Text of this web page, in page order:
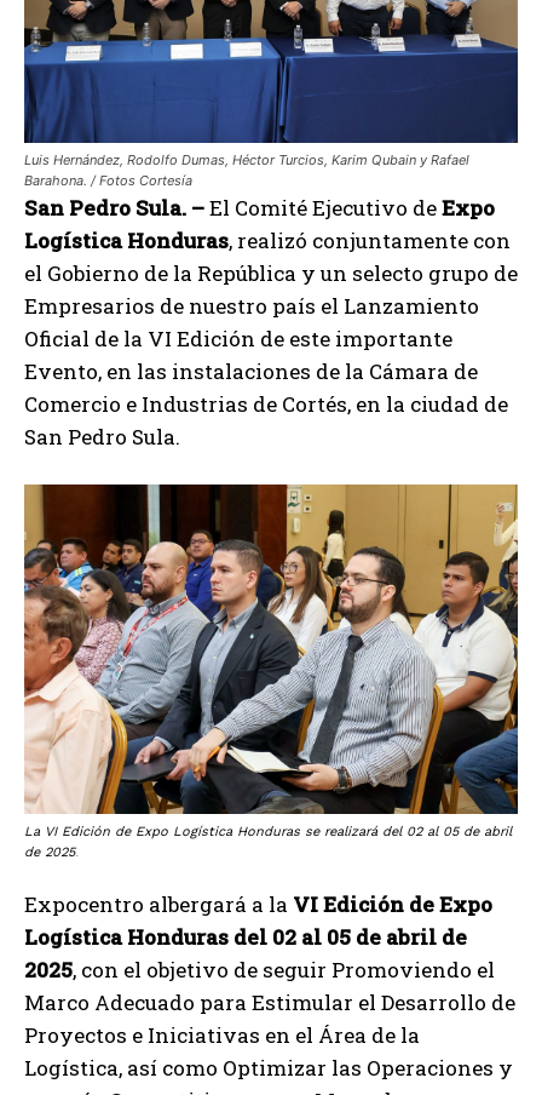
Luis Hernández, Rodolfo Dumas, Héctor Turcios, Karim Qubain y Rafael
Barahona. / Fotos Cortesía
San Pedro Sula. –El Comité Ejecutivo deExpo
Logística Honduras, realizó conjuntamente con
el Gobierno de la República y un selecto grupo de
Empresarios de nuestro país el Lanzamiento
Oficial de la VI Edición de este importante
Evento, en las instalaciones de la Cámara de
Comercio e Industrias de Cortés, en la ciudad de
San Pedro Sula.
La VI Edición de Expo Logística Honduras se realizará del 02 al 05 de abril
de 2025.
Expocentro albergará a la VI Edición de Expo
Logística Honduras del 02 al 05 de abril de
2025, con el objetivo de seguir Promoviendo el
Marco Adecuado para Estimular el Desarrollo de
Proyectos e Iniciativas en el Área de la
Logística, así como Optimizar las Operaciones y